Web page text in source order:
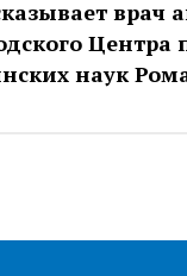
врач
Центра
наук